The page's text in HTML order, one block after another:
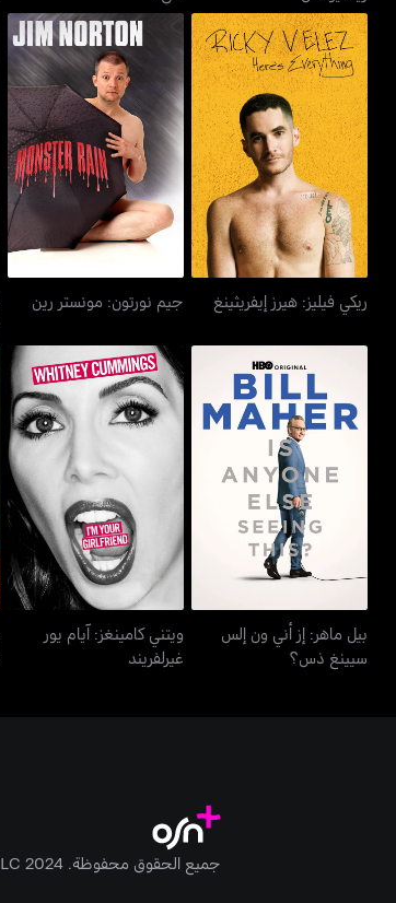
ريكي فيليز: هيرز إيفريثينغ
ريكي فيليز: هيرز إيفريثينغ
جيم نورتون: مونستر رين
جيم نورتون: مونستر رين
بيل ماهر: إز أني ون إلس
سيينغ ذس؟
بيل ماهر: إز أني ون إلس
سيينغ ذس؟
ويتني كامينغز: آيام يور
غيرلفريند
ويتني كامينغز: آيام يور
غيرلفريند
جميع الحقوق محفوظة. Anghami FZ LLC 2024 ©